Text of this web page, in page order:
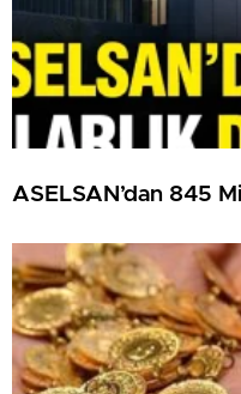
ASELSAN’dan 845